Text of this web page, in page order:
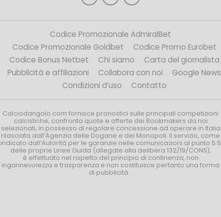
Codice Promozionale AdmiralBet
Codice Promozionale Goldbet
Codice Promo Eurobet
Codice Bonus Netbet
Chi siamo
Carta del giornalista
Pubblicità e affiliazioni
Collabora con noi
Google News
Condizioni d’uso
Contatto
Calciodangolo.com fornisce pronostici sulle principali competizioni
calcistiche, confronta quote e offerte dei Bookmakers da noi
selezionati, in possesso di regolare concessione ad operare in Italia
rilasciata dall’Agenzia delle Dogane e dei Monopoli. Il servizio, come
indicato dall’Autorità per le garanzie nelle comunicazioni al punto 5.6
delle proprie Linee Guida (allegate alla delibera 132/19/CONS),
è effettuato nel rispetto del principio di continenza, non
ingannevolezza e trasparenza e non costituisce pertanto una forma
di pubblicità.